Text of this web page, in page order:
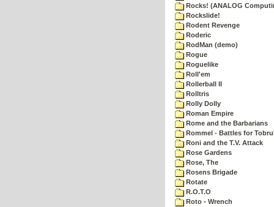
Rocks! (ANALOG
Rockslide!
Rodent Revenge
Roderic
RodMan (demo)
Rogue
Roguelike
Roll'em
Rollerball II
Rolltris
Rolly Dolly
Roman Empire
Rome and the Barbarians
Rommel - Battles for
Roni and the T.V. Attack
Rose Gardens
Rose, The
Rosens Brigade
Rotate
R.O.T.O
Roto - Wrench